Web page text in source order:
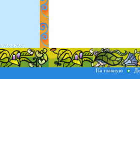
На главную